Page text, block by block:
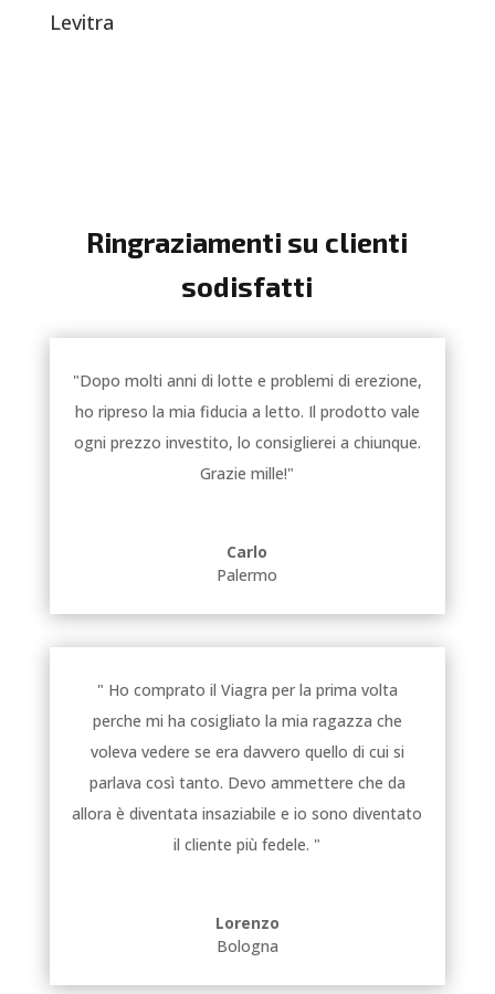
Levitra
Ringraziamenti su clienti
sodisfatti
"Dopo molti anni di lotte e problemi di erezione,
ho ripreso la mia fiducia a letto. Il prodotto vale
ogni prezzo investito, lo consiglierei a chiunque.
Grazie mille!"
Carlo
Palermo
" Ho comprato il Viagra per la prima volta
perche mi ha cosigliato la mia ragazza che
voleva vedere se era davvero quello di cui si
parlava così tanto. Devo ammettere che da
allora è diventata insaziabile e io sono diventato
il cliente più fedele. "
Lorenzo
Bologna